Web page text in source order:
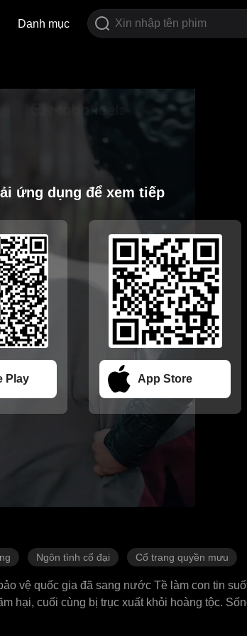
Danh mục
ứng dụng để xem tiếp
Play App Store
Ngôn tình cổ đại Cổ trang quyền mưu
vệ quốc gia đã sang nước Tề làm con tin
hại, cuối cùng bị trục xuất khỏi hoàng tộc.